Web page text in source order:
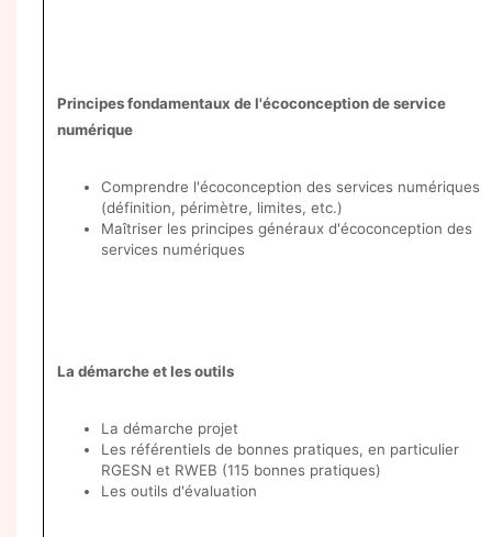
Principes fondamentaux de l'écoconception de service
numérique
Comprendre l'écoconception des services numériques
(définition, périmètre, limites, etc.)
Maîtriser les principes généraux d'écoconception des
services numériques
La démarche et les outils
La démarche projet
Les référentiels de bonnes pratiques, en particulier
RGESN et RWEB (115 bonnes pratiques)
Les outils d'évaluation